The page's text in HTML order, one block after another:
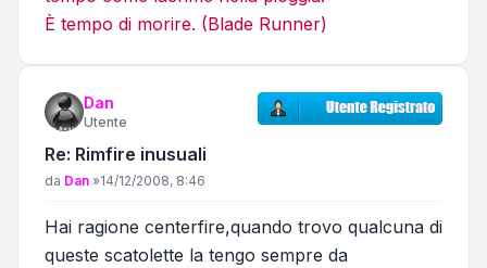
È tempo di morire. (Blade Runner)
Dan
Utente
Re: Rimfire inusuali
Messaggio
da Dan »14/12/2008, 8:46
Hai ragione centerfire,quando trovo qualcuna di
queste scatolette la tengo sempre da